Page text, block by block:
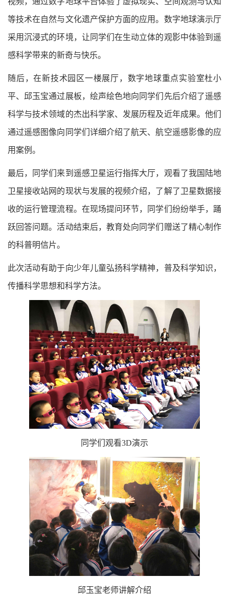
等技术在自然与文化遗产保护方面的应用。数字地球演示厅
采用沉浸式的环境，让同学们在生动立体的观影中体验到遥
感科学带来的新奇与快乐。
随后，在新技术园区一楼展厅，数字地球重点实验室杜小
平、邱玉宝通过展板，绘声绘色地向同学们先后介绍了遥感
科学与技术领域的杰出科学家、发展历程及近年成果。他们
通过遥感图像向同学们详细介绍了航天、航空遥感影像的应
用案例。
最后，同学们来到遥感卫星运行指挥大厅，观看了我国陆地
卫星接收站网的现状与发展的视频介绍，了解了卫星数据接
收的运行管理流程。在现场提问环节，同学们纷纷举手，踊
跃回答问题。活动结束后，教育处向同学们赠送了精心制作
的科普明信片。
此次活动有助于向少年儿童弘扬科学精神，普及科学知识，
传播科学思想和科学方法。
同学们观看3D演示
邱玉宝老师讲解介绍